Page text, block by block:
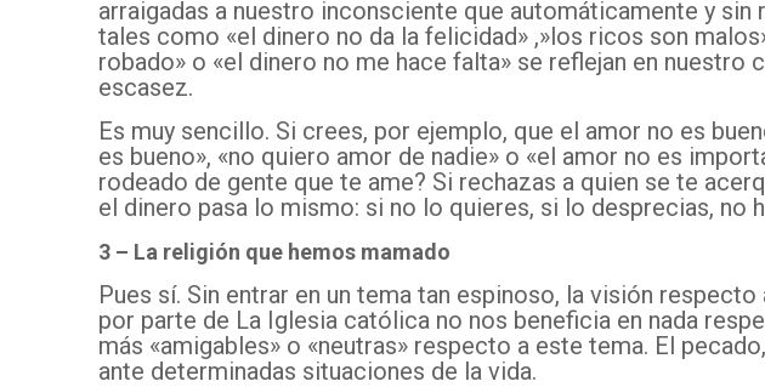
arraigadas a nuestro inconsciente que automáticamente y
tales como «el dinero no da la felicidad» ,»los ricos son
robado» o «el dinero no me hace falta» se reflejan en
escasez.
Es muy sencillo. Si crees, por ejemplo, que el amor no es
es bueno», «no quiero amor de nadie» o «el amor no es
rodeado de gente que te ame? Si rechazas a quien se te
el dinero pasa lo mismo: si no lo quieres, si lo desprecias, no
3 – La religión que hemos mamado
Pues sí. Sin entrar en un tema tan espinoso, la visión
por parte de La Iglesia católica no nos beneficia en nada
más «amigables» o «neutras» respecto a este tema. El
ante determinadas situaciones de la vida.